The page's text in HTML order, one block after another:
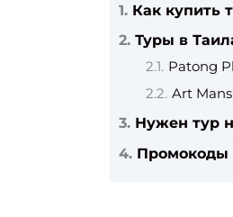
Как купить
Туры в
Patong
Art
Нужен тур
Промокоды